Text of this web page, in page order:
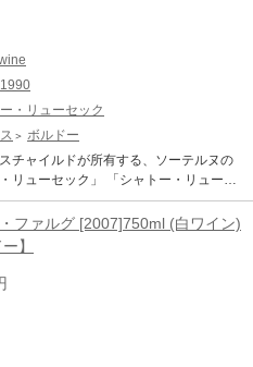
イント 97pts Dri
(Jun 2023) The 2020 Yquem, a blend
and 25% Sauvignon Blanc, cropped at
has a very sensual bouquet. It’s pretty
almonds and pineapple. The oak i
and allowing it further time, there
of Vervain tea, pressed white flower
palate makes an immediate impact wit
surprisingly saline entry that lends it ed
the off. The poise in this Yquem rivets y
down and tightly controlled until the fi
it fans out with nascent swagger. Stem
pear and orange rind notes are deliv
delineation. This animated and opule
focus on its complex core of honeysuckl
and just the right drizzle of honey to to
It is cut, and defined, with length, purity, l
balance, and complexity. I love this styl
it works as a sweet wine that can
on its own or with a myriad of savory c
cannot keep your hands off it, enjoy it o
it for decades as it gains secondary nu
2025-2065. About Jeff Leve, The Wine
dominated at this stage by the co
It is powerful, rich, balancing acidity a
of course is a great wine that will ag
イント 97pts Dri
に高い評価を得てきましたが、1971年
改善されました。さらに、1984年には
ット・ロートシルトを擁する、ドメー
ロートシルトがシャトー・リューセッ
妥協を許さない最高のワイン作りを目
取組みがなされています。 「シャト
有しており、ソーテルヌの中でもトッ
現在所有する92haもの大きなブドウ畑
利を含んだ薄い砂質の層と、その下が
はセミヨンとソーヴ
種品種で造られる貴腐ワインに比べて、
りが特徴です。厳しい選別によって造
誇っています。 ■新パッケージ
1990
・リューセック
ボルドー
チャイルドが所有する、ソーテルヌの
ク」 「シャトー・リューセ
ルヌ地区「最大」かつ「最良」のシャ
同地区の一角をなす、グラン・クリュ
ルト」の系
トーは、ソーテルヌ地区のソーテルヌ
またがった丘の上部にあるのですが、
が、常に素晴らしいレベルに保たれて
にラフィット家による惜しみない投資
ても過言ではないでしょう。 面積90
ファルグ [2007]750ml (白ワイン)
】